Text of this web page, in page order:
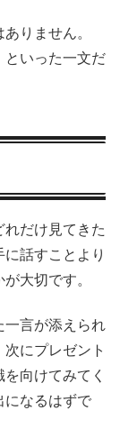
りません。
といった一文だ
だけ見てきた
話すことより
大切です。
一言が添えられ
にプレゼント
向けてみてく
になるはずで